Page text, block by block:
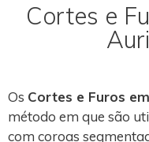
Cortes e
Os Cortes e Furos
método em que são
com coroas